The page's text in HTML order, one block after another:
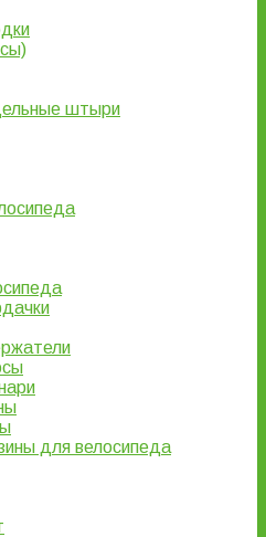
штыри
для велосипеда